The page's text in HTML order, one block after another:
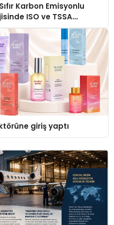
Karbon Emisyonlu
ISO ve TSSA
giriş yaptı